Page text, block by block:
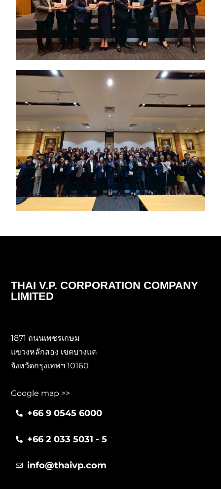
THAI V.P. CORPORATION COMPANY
LIMITED
1871 ถนนเพชรเกษม
แขวงหลักสอง เขตบางแค
จังหวัดกรุงเทพฯ 10160
Google map >>
+66 9 0545 6000
+66 2 033 5031 - 5
info@thaivp.com